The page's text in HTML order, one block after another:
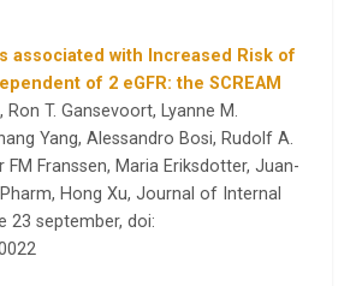
associated with Increased Risk of
of 2 eGFR: the SCREAM
Ron T. Gansevoort, Lyanne M.
Yang, Alessandro Bosi, Rudolf A.
FM Franssen, Maria Eriksdotter, Juan-
Hong Xu, Journal of Internal
23 september, doi: